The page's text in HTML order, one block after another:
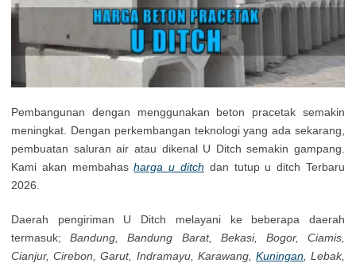
Pembangunan dengan menggunakan beton pracetak semakin
meningkat. Dengan perkembangan teknologi yang ada sekarang,
pembuatan saluran air atau dikenal U Ditch semakin gampang.
Kami akan membahasharga u ditch dan tutup u ditch Terbaru
2026.
Daerah pengiriman U Ditch melayani ke beberapa daerah
termasuk;Bandung, Bandung Barat, Bekasi, Bogor, Ciamis,
Cianjur, Cirebon, Garut, Indramayu, Karawang, Kuningan, Lebak,